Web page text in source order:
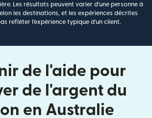
Les résultats peuvent varier d'une personne à
les destinations, et les expériences décrites
refléter l'expérience typique d'un client.
de l'aide pour
de l'argent du
en Australie